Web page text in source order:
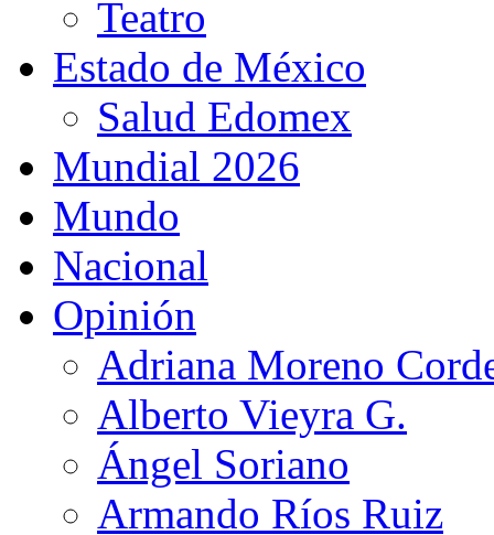
Teatro
Estado de México
Salud Edomex
Mundial 2026
Mundo
Nacional
Opinión
Adriana Moreno
Alberto Vieyra G.
Ángel Soriano
Armando Ríos Ruiz